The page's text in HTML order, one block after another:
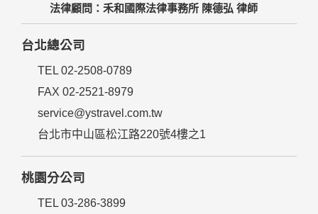
法律顧問：禾和國際法律事務所 陳德弘 律師
台北總公司
TEL 02-2508-0789
FAX 02-2521-8979
service@ystravel.com.tw
台北市中山區松江路220號4樓之1
桃園分公司
TEL 03-286-3899